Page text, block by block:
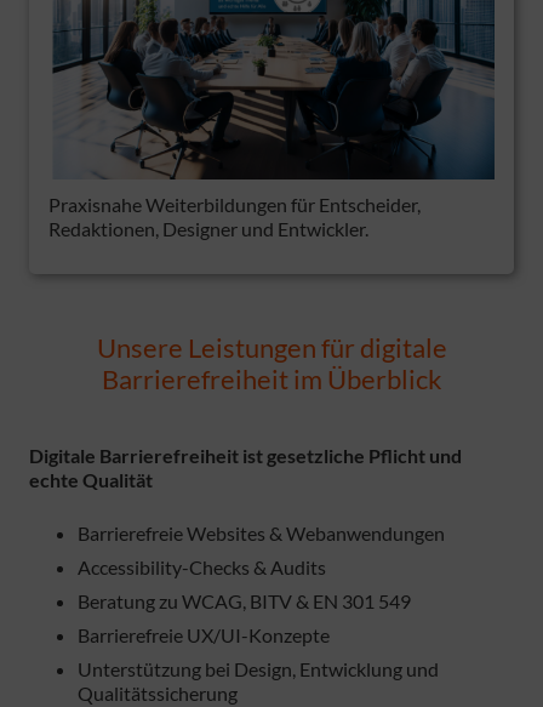
Praxisnahe Weiterbildungen für Entscheider,
Redaktionen, Designer und Entwickler.
Unsere Leistungen für digitale
Barrierefreiheit im Überblick
Digitale Barrierefreiheit ist gesetzliche Pflicht und
echte Qualität
Barrierefreie Websites & Webanwendungen
Accessibility-Checks & Audits
Beratung zu WCAG, BITV & EN 301 549
Barrierefreie UX/UI-Konzepte
Unterstützung bei Design, Entwicklung und
Qualitätssicherung